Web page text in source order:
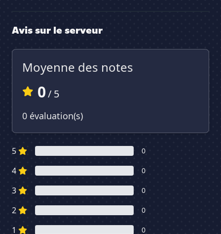
Avis sur le serveur
Moyenne des notes
0/ 5
0 évaluation(s)
5 0
4 0
3 0
2 0
1 0